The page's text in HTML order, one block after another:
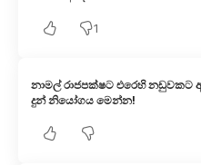
1
නාමල් රාජපක්ෂට එරෙහි
දුන් නියෝගය මෙන්න!